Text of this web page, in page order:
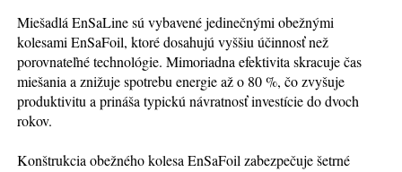
Miešadlá EnSaLine sú vybavené jedinečnými obežnými
kolesami EnSaFoil, ktoré dosahujú vyššiu účinnosť než
porovnateľné technológie. Mimoriadna efektivita skracuje čas
miešania a znižuje spotrebu energie až o 80 %, čo zvyšuje
produktivitu a prináša typickú návratnosť investície do dvoch
rokov.
Konštrukcia obežného kolesa EnSaFoil zabezpečuje šetrné